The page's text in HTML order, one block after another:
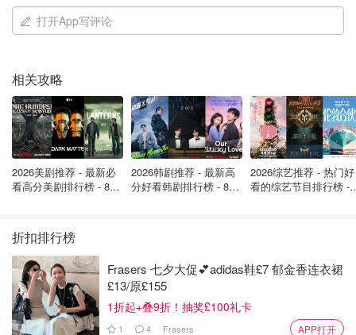
斯内尔解释：“艾琳的残余在下周大部分时间将停留在英国
西北部，强风会保持在近海。对我们而言，主要影响是会再
次出现降雨。从周二开始，部分地区的降雨可能会很大，我
大的海浪。”
RNLI紧急呼吁：海边有‘大招’，安全第一别硬
闯！
打开App写评论
相关攻略
2026美剧推荐 - 最新必
看高分美剧排行榜 - 8月
2026韩剧推荐 - 最新高
分好看韩剧排行榜 - 8月
2026综艺推荐 - 热门好
看的综艺节目排行榜 -
折扣排行榜
Frasers 七夕大促💕adidas鞋£7 郁金香连衣裙
£13/原£155
1折起+叠9折！抽奖£100礼卡
1 4 Frasers APP打开